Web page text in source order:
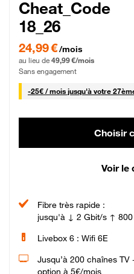
Cheat_Code
18_26
24,99 € par mois pendant 0 mois
24,99 €/mois
au lieu de 49,99 €/mois
Sans engagement
-25€ / mois25 € par mois
jusqu'à votre
Choisir
Voir le
Fibre très rapide :
jusqu'à ↓ 2 Gbit/s ↑
Livebox 6 : Wifi 6E
Jusqu’à 200 chaînes
option à 5€/mois